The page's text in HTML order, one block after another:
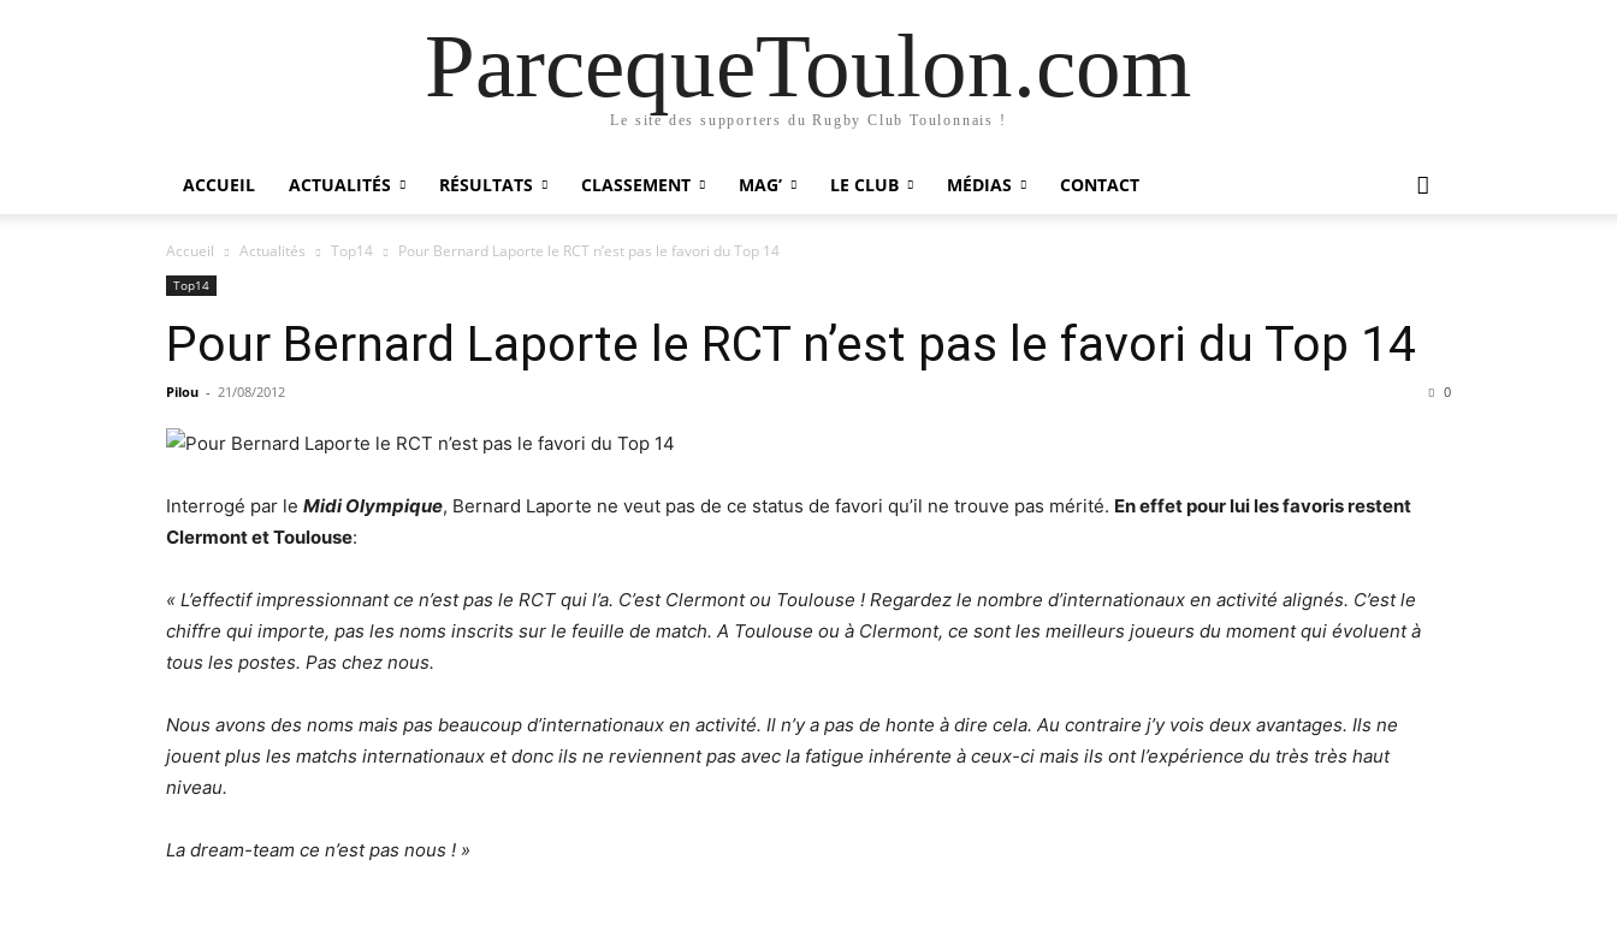
ParcequeToulon.com
Le site des supporters du Rugby Club Toulonnais !
ACCUEIL ACTUALITÉS RÉSULTATS CLASSEMENT MAG’ LE CLUB MÉDIAS CONTACT
Accueil Actualités Top14 Pour Bernard Laporte le RCT n’est pas le favori du Top 14
Top14
Pour Bernard Laporte le RCT n’est pas le favori du Top 14
Pilou - 21/08/2012 0
Interrogé par le Midi Olympique, Bernard Laporte ne veut pas de ce status de favori qu’il ne trouve pas mérité. En effet pour lui les favoris restent
Clermont et Toulouse:
« L’effectif impressionnant ce n’est pas le RCT qui l’a. C’est Clermont ou Toulouse ! Regardez le nombre d’internationaux en activité alignés. C’est le
chiffre qui importe, pas les noms inscrits sur le feuille de match. A Toulouse ou à Clermont, ce sont les meilleurs joueurs du moment qui évoluent à
tous les postes. Pas chez nous.
Nous avons des noms mais pas beaucoup d’internationaux en activité. Il n’y a pas de honte à dire cela. Au contraire j’y vois deux avantages. Ils ne
jouent plus les matchs internationaux et donc ils ne reviennent pas avec la fatigue inhérente à ceux-ci mais ils ont l’expérience du très très haut
niveau.
La dream-team ce n’est pas nous ! »